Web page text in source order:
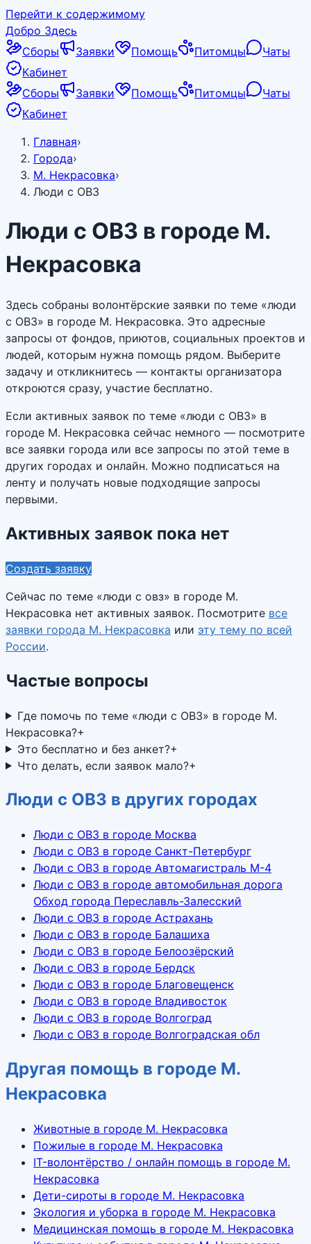
Перейти к содержимому
Добро Здесь
Сборы
Заявки Помощь Питомцы
Чаты
Кабинет
Сборы
Заявки Помощь Питомцы
Чаты
Кабинет
Главная›
Города›
М. Некрасовка›
Люди с ОВЗ
Люди с ОВЗ в городе М.
Некрасовка
Здесь собраны волонтёрские заявки по теме «люди
с ОВЗ» в городе М. Некрасовка. Это адресные
запросы от фондов, приютов, социальных проектов и
людей, которым нужна помощь рядом. Выберите
задачу и откликнитесь — контакты организатора
откроются сразу, участие бесплатно.
Если активных заявок по теме «люди с ОВЗ» в
городе М. Некрасовка сейчас немного — посмотрите
все заявки города или все запросы по этой теме в
других городах и онлайн. Можно подписаться на
ленту и получать новые подходящие запросы
первыми.
Активных заявок пока нет
Создать заявку
Сейчас по теме «люди с овз» в городе М.
Некрасовка нет активных заявок. Посмотрите все
заявки города М. Некрасовка или эту тему по всей
России.
Частые вопросы
Где помочь по теме «люди с ОВЗ» в городе М.
Некрасовка?+
Это бесплатно и без анкет?+
Что делать, если заявок мало?+
Люди с ОВЗ в других городах
Люди с ОВЗ в городе Москва
Люди с ОВЗ в городе Санкт-Петербург
Люди с ОВЗ в городе Автомагистраль М-4
Люди с ОВЗ в городе автомобильная дорога
Обход города Переславль-Залесский
Люди с ОВЗ в городе Астрахань
Люди с ОВЗ в городе Балашиха
Люди с ОВЗ в городе Белоозёрский
Люди с ОВЗ в городе Бердск
Люди с ОВЗ в городе Благовещенск
Люди с ОВЗ в городе Владивосток
Люди с ОВЗ в городе Волгоград
Люди с ОВЗ в городе Волгоградская обл
Другая помощь в городе М.
Некрасовка
Животные в городе М. Некрасовка
Пожилые в городе М. Некрасовка
IT-волонтёрство / онлайн помощь в городе М.
Некрасовка
Дети-сироты в городе М. Некрасовка
Экология и уборка в городе М. Некрасовка
Медицинская помощь в городе М. Некрасовка